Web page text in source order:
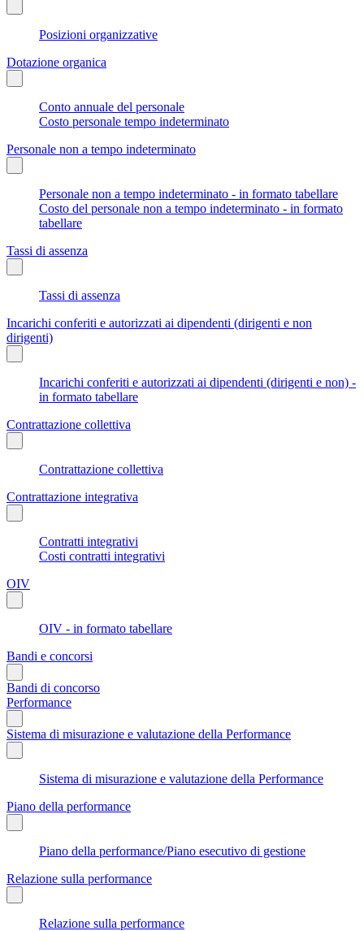
Posizioni organizzative
Dotazione organica
Conto annuale del personale
Costo personale tempo indeterminato
Personale non a tempo indeterminato
Personale non a tempo indeterminato - in formato tabellare
Costo del personale non a tempo indeterminato - in formato
tabellare
Tassi di assenza
Tassi di assenza
Incarichi conferiti e autorizzati ai dipendenti (dirigenti e non
dirigenti)
Incarichi conferiti e autorizzati ai dipendenti (dirigenti e non) -
in formato tabellare
Contrattazione collettiva
Contrattazione collettiva
Contrattazione integrativa
Contratti integrativi
Costi contratti integrativi
OIV
OIV - in formato tabellare
Bandi e concorsi
Bandi di concorso
Performance
Sistema di misurazione e valutazione della Performance
Sistema di misurazione e valutazione della Performance
Piano della performance
Piano della performance/Piano esecutivo di gestione
Relazione sulla performance
Relazione sulla performance